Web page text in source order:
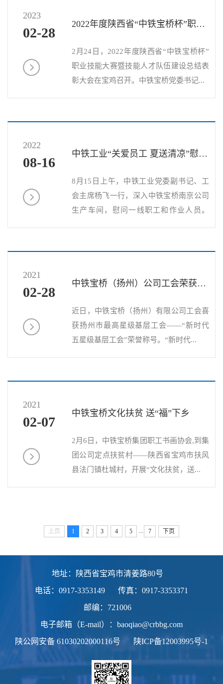
2023
02-28
2022年度陕西省“中铁宝桥杯”职业技能大赛暨技能人才队伍建...
2月24日，2022年度陕西省“中铁宝桥杯”
职业技能大赛暨技能人才队伍建设总结表
彰大会在宝鸡召开。中铁宝桥党委书记...
2022
08-16
中铁工业“关爱员工 夏送清凉”慰问活动走进中铁宝桥
8月15日上午，中铁工业党委副书记、工
会主席杨飞一行，深入中铁宝桥南京公司
生产车间，慰问一线职工和作业人员。
2021
02-28
中铁宝桥（扬州）公司工会荣获扬州市“新时代五星级基层工会”
近日，中铁宝桥（扬州）有限公司工会喜
获扬州市最高星级基层工会——“新时代
五星级基层工会”荣誉称号。“新时代...
2021
02-07
中铁宝桥文化扶贫 送“福”下乡
2月6日，中铁宝桥集团职工书画协会,到集
团公司定点扶贫村——陕西省宝鸡市扶风
县法门镇杜城村，开展“文化扶贫，送...
上页 1 2 3 4 5 7 下页
地址：陕西省宝鸡市清姜路80号
电话：0917-3353149
传真：0917-3353371
邮编：721006
电子邮箱（E-mail）：baoqiao@crbbg.com
陕公网安备 61030202000116号 陕ICP备12003995号-1